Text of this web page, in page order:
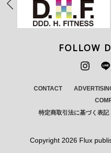
FOLLOW
CONTACT
特定商取引法に基づく表記
Copyright 2026 Flux